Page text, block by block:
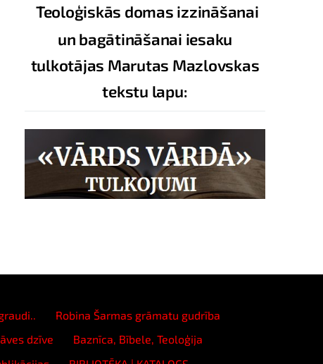
Teoloģiskās domas izzināšanai
un bagātināšanai iesaku
tulkotājas Marutas Mazlovskas
tekstu lapu:
Robina Šarmas grāmatu gudrība
dzīve
Baznīca, Bībele, Teoloģija